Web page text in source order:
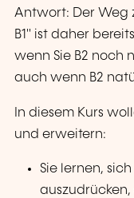
Antwort: Der Weg
B1" ist daher
wenn Sie B2 noch
auch wenn B2
In diesem Kurs
und erweitern:
Sie lernen,
auszudrücken,